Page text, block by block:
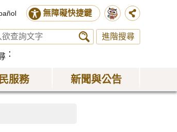
無障礙快捷鍵
進階搜尋
服務 新聞與公告